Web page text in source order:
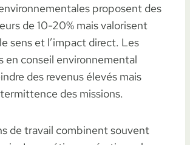
proposent des
de 10-20% mais valorisent
sens et l’impact direct. Les
en conseil environnemental
des revenus élevés mais
des missions.
de travail combinent souvent